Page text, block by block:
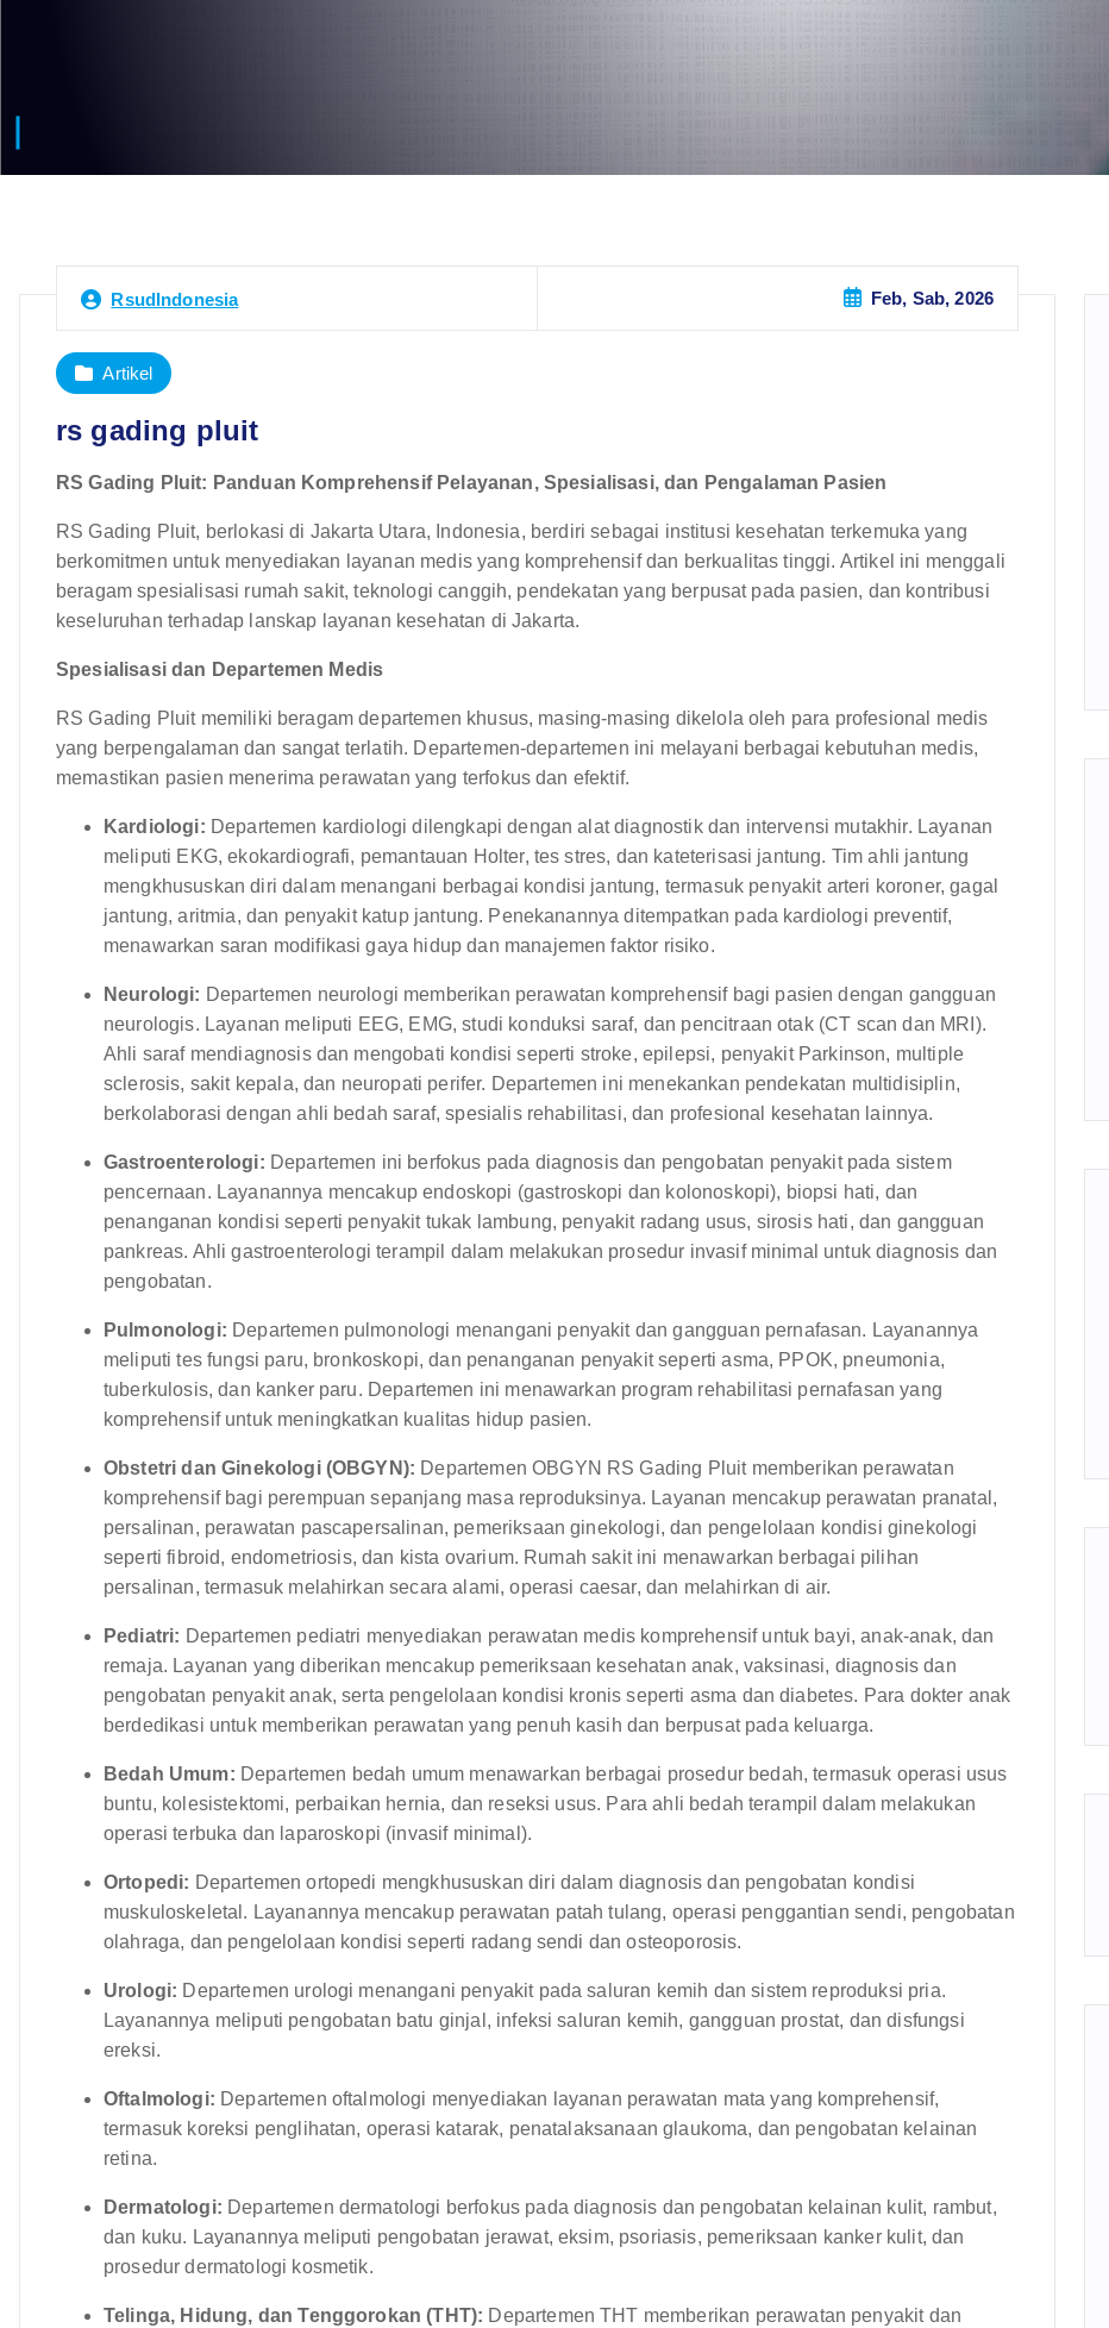
RsudIndonesia Feb, Sab, 2026
Artikel
rs gading pluit
RS Gading Pluit: Panduan Komprehensif Pelayanan, Spesialisasi, dan Pengalaman Pasien
RS Gading Pluit, berlokasi di Jakarta Utara, Indonesia, berdiri sebagai institusi kesehatan terkemuka yang
berkomitmen untuk menyediakan layanan medis yang komprehensif dan berkualitas tinggi. Artikel ini menggali
beragam spesialisasi rumah sakit, teknologi canggih, pendekatan yang berpusat pada pasien, dan kontribusi
keseluruhan terhadap lanskap layanan kesehatan di Jakarta.
Spesialisasi dan Departemen Medis
RS Gading Pluit memiliki beragam departemen khusus, masing-masing dikelola oleh para profesional medis
yang berpengalaman dan sangat terlatih. Departemen-departemen ini melayani berbagai kebutuhan medis,
memastikan pasien menerima perawatan yang terfokus dan efektif.
Kardiologi: Departemen kardiologi dilengkapi dengan alat diagnostik dan intervensi mutakhir. Layanan
meliputi EKG, ekokardiografi, pemantauan Holter, tes stres, dan kateterisasi jantung. Tim ahli jantung
mengkhususkan diri dalam menangani berbagai kondisi jantung, termasuk penyakit arteri koroner, gagal
jantung, aritmia, dan penyakit katup jantung. Penekanannya ditempatkan pada kardiologi preventif,
menawarkan saran modifikasi gaya hidup dan manajemen faktor risiko.
Neurologi: Departemen neurologi memberikan perawatan komprehensif bagi pasien dengan gangguan
neurologis. Layanan meliputi EEG, EMG, studi konduksi saraf, dan pencitraan otak (CT scan dan MRI).
Ahli saraf mendiagnosis dan mengobati kondisi seperti stroke, epilepsi, penyakit Parkinson, multiple
sclerosis, sakit kepala, dan neuropati perifer. Departemen ini menekankan pendekatan multidisiplin,
berkolaborasi dengan ahli bedah saraf, spesialis rehabilitasi, dan profesional kesehatan lainnya.
Gastroenterologi: Departemen ini berfokus pada diagnosis dan pengobatan penyakit pada sistem
pencernaan. Layanannya mencakup endoskopi (gastroskopi dan kolonoskopi), biopsi hati, dan
penanganan kondisi seperti penyakit tukak lambung, penyakit radang usus, sirosis hati, dan gangguan
pankreas. Ahli gastroenterologi terampil dalam melakukan prosedur invasif minimal untuk diagnosis dan
pengobatan.
Pulmonologi: Departemen pulmonologi menangani penyakit dan gangguan pernafasan. Layanannya
meliputi tes fungsi paru, bronkoskopi, dan penanganan penyakit seperti asma, PPOK, pneumonia,
tuberkulosis, dan kanker paru. Departemen ini menawarkan program rehabilitasi pernafasan yang
komprehensif untuk meningkatkan kualitas hidup pasien.
Obstetri dan Ginekologi (OBGYN): Departemen OBGYN RS Gading Pluit memberikan perawatan
komprehensif bagi perempuan sepanjang masa reproduksinya. Layanan mencakup perawatan pranatal,
persalinan, perawatan pascapersalinan, pemeriksaan ginekologi, dan pengelolaan kondisi ginekologi
seperti fibroid, endometriosis, dan kista ovarium. Rumah sakit ini menawarkan berbagai pilihan
persalinan, termasuk melahirkan secara alami, operasi caesar, dan melahirkan di air.
Pediatri: Departemen pediatri menyediakan perawatan medis komprehensif untuk bayi, anak-anak, dan
remaja. Layanan yang diberikan mencakup pemeriksaan kesehatan anak, vaksinasi, diagnosis dan
pengobatan penyakit anak, serta pengelolaan kondisi kronis seperti asma dan diabetes. Para dokter anak
berdedikasi untuk memberikan perawatan yang penuh kasih dan berpusat pada keluarga.
Bedah Umum: Departemen bedah umum menawarkan berbagai prosedur bedah, termasuk operasi usus
buntu, kolesistektomi, perbaikan hernia, dan reseksi usus. Para ahli bedah terampil dalam melakukan
operasi terbuka dan laparoskopi (invasif minimal).
Ortopedi: Departemen ortopedi mengkhususkan diri dalam diagnosis dan pengobatan kondisi
muskuloskeletal. Layanannya mencakup perawatan patah tulang, operasi penggantian sendi, pengobatan
olahraga, dan pengelolaan kondisi seperti radang sendi dan osteoporosis.
Urologi: Departemen urologi menangani penyakit pada saluran kemih dan sistem reproduksi pria.
Layanannya meliputi pengobatan batu ginjal, infeksi saluran kemih, gangguan prostat, dan disfungsi
ereksi.
Oftalmologi: Departemen oftalmologi menyediakan layanan perawatan mata yang komprehensif,
termasuk koreksi penglihatan, operasi katarak, penatalaksanaan glaukoma, dan pengobatan kelainan
retina.
Dermatologi: Departemen dermatologi berfokus pada diagnosis dan pengobatan kelainan kulit, rambut,
dan kuku. Layanannya meliputi pengobatan jerawat, eksim, psoriasis, pemeriksaan kanker kulit, dan
prosedur dermatologi kosmetik.
Telinga, Hidung, dan Tenggorokan (THT): Departemen THT memberikan perawatan penyakit dan